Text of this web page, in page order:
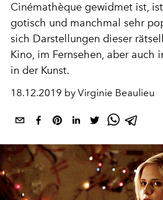
Cinémathèque gewidmet ist,
gotisch und manchmal sehr
sich Darstellungen dieser
Kino, im Fernsehen, aber auch
in der Kunst.
18.12.2019 by Virginie Beaulieu